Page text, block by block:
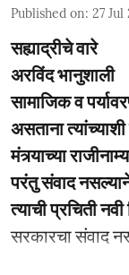
Published on: 27 Jul
सह्याद्रीचे वारे
अरविंद भानुशाली
सामाजिक व
असताना
मंत्र्याच्या
परंतु संवाद
त्याची प्रचिती
सरकारचा संवाद